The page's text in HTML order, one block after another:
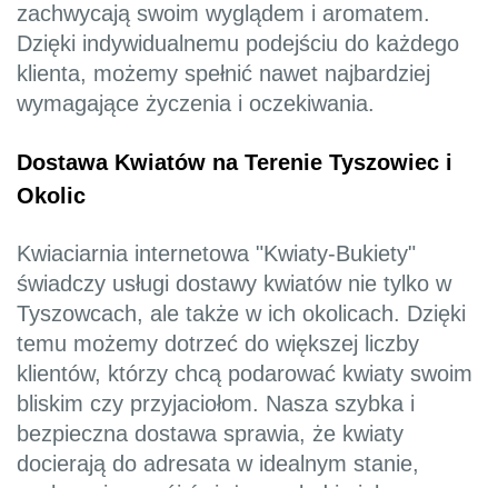
zachwycają swoim wyglądem i aromatem.
Dzięki indywidualnemu podejściu do każdego
klienta, możemy spełnić nawet najbardziej
wymagające życzenia i oczekiwania.
Dostawa Kwiatów na Terenie Tyszowiec i
Okolic
Kwiaciarnia internetowa "Kwiaty-Bukiety"
świadczy usługi dostawy kwiatów nie tylko w
Tyszowcach, ale także w ich okolicach. Dzięki
temu możemy dotrzeć do większej liczby
klientów, którzy chcą podarować kwiaty swoim
bliskim czy przyjaciołom. Nasza szybka i
bezpieczna dostawa sprawia, że kwiaty
docierają do adresata w idealnym stanie,